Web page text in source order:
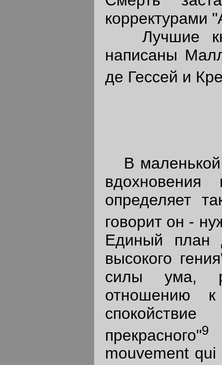
корректурами
Лучшие
написаны
де Гессей и
В
определяет
говорит он -
Единый план
высокого
силы ума,
отношению к
прекрасного"9
mouvement